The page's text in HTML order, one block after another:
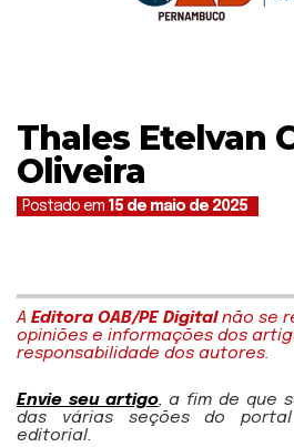
Thales Etelvan
Oliveira
Postado em 15 de maio de 2025
A Editora OAB/PE Digitalnão se
opiniões e informações dos
responsabilidade dos autores.
Envie seu artigo, a fim de que
das várias seções do portal
editorial.